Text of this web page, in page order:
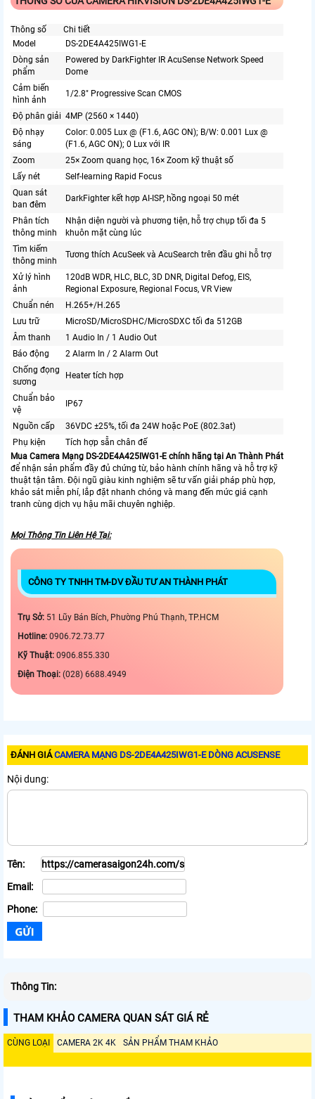
Thông số
Chi tiết
Model
DS-2DE4A425IWG1-E
Dòng sản
phẩm
Powered by DarkFighter IR AcuSense Network Speed
Dome
Cảm biến
hình ảnh
1/2.8" Progressive Scan CMOS
Độ phân giải 4MP (2560 × 1440)
Độ nhạy
sáng
Color: 0.005 Lux @ (F1.6, AGC ON); B/W: 0.001 Lux @
(F1.6, AGC ON); 0 Lux với IR
Zoom
25× Zoom quang học, 16× Zoom kỹ thuật số
Lấy nét
Self-learning Rapid Focus
Quan sát
ban đêm
DarkFighter kết hợp AI-ISP, hồng ngoại 50 mét
Phân tích
thông minh
Nhận diện người và phương tiện, hỗ trợ chụp tối đa 5
khuôn mặt cùng lúc
Tìm kiếm
thông minh
Tương thích AcuSeek và AcuSearch trên đầu ghi hỗ trợ
Xử lý hình
ảnh
120dB WDR, HLC, BLC, 3D DNR, Digital Defog, EIS,
Regional Exposure, Regional Focus, VR View
Chuẩn nén
H.265+/H.265
Lưu trữ
MicroSD/MicroSDHC/MicroSDXC tối đa 512GB
Âm thanh
1 Audio In / 1 Audio Out
Báo động
2 Alarm In / 2 Alarm Out
Chống đọng
sương
Heater tích hợp
Chuẩn bảo
vệ
IP67
Nguồn cấp
36VDC ±25%, tối đa 24W hoặc PoE (802.3at)
Phụ kiện
Tích hợp sẵn chân đế
Mua Camera Mạng DS-2DE4A425IWG1-E chính hãng tại An Thành Phát
để nhận sản phẩm đầy đủ chứng từ, bảo hành chính hãng và hỗ trợ kỹ
thuật tận tâm. Đội ngũ giàu kinh nghiệm sẽ tư vấn giải pháp phù hợp,
khảo sát miễn phí, lắp đặt nhanh chóng và mang đến mức giá cạnh
tranh cùng dịch vụ hậu mãi chuyên nghiệp.
Mọi Thông Tin Liên Hệ Tại:
CÔNG TY TNHH TM-DV ĐẦU TƯ AN THÀNH PHÁT
Trụ Sở: 51 Lũy Bán Bích, Phường Phú Thạnh, TP.HCM
Hotline: 0906.72.73.77
Kỹ Thuật: 0906.855.330
Điện Thoại: (028) 6688.4949
ĐÁNH GIÁCAMERA MẠNG DS-2DE4A425IWG1-E DÒNG ACUSENSE
Nội dung:
Tên:
Email:
Phone:
Thông Tin:
THAM KHẢO CAMERA QUAN SÁT GIÁ RẺ
CÙNG LOẠI CAMERA 2K 4K SẢN PHẨM THAM KHẢO